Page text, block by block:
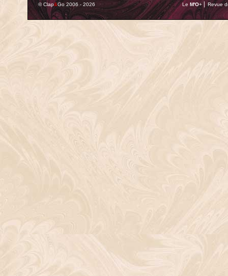
© Clap&Go 2006 - 2026 Le M'O+ ⎢ Revue